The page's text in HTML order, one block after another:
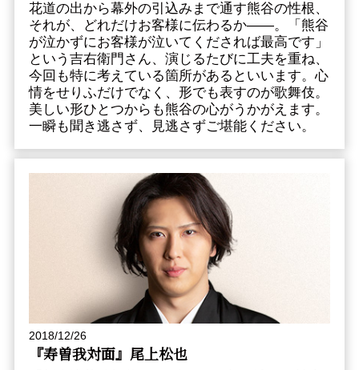
花道の出から幕外の引込みまで通す熊谷の性根、
それが、どれだけお客様に伝わるか――。「熊谷
が泣かずにお客様が泣いてくだされば最高です」
という吉右衛門さん、演じるたびに工夫を重ね、
今回も特に考えている箇所があるといいます。心
情をせりふだけでなく、形でも表すのが歌舞伎。
美しい形ひとつからも熊谷の心がうかがえます。
一瞬も聞き逃さず、見逃さずご堪能ください。
2018/12/26
『寿曽我対面』尾上松也